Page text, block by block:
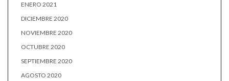
ENERO 2021
DICIEMBRE 2020
NOVIEMBRE 2020
OCTUBRE 2020
SEPTIEMBRE 2020
AGOSTO 2020